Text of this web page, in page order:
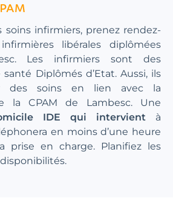
soins infirmiers, prenez rendez-
libérales diplômées
Les infirmiers sont des
Diplômés d’Etat. Aussi, ils
des soins en lien avec la
la CPAM de Lambesc. Une
IDE qui intervient à
en moins d’une heure
prise en charge. Planifiez les